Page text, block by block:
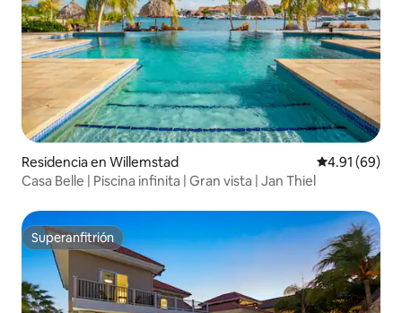
Residencia en Willemstad Calificación
4.91 (69)
Casa Belle | Piscina infinita | Gran vista | Jan Thiel
Superanfitrión
Superanfitrión